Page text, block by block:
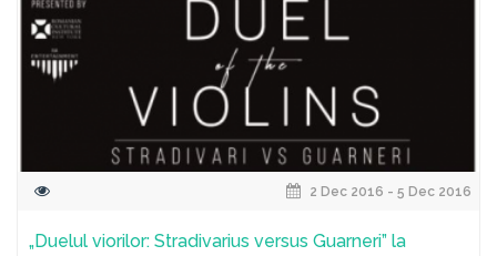
2 Dec 2016 - 5 Dec 2016
„Duelul viorilor: Stradivarius versus Guarneri” la